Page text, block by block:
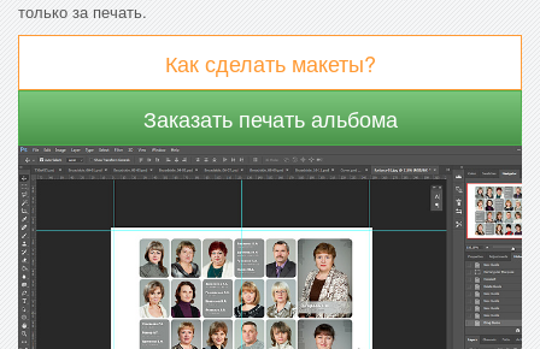
только за печать.
Как сделать макеты?
Заказать печать альбома